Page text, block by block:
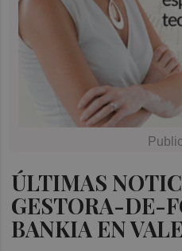
ÚLTIMAS
GESTORA-DE-
BANKIA EN